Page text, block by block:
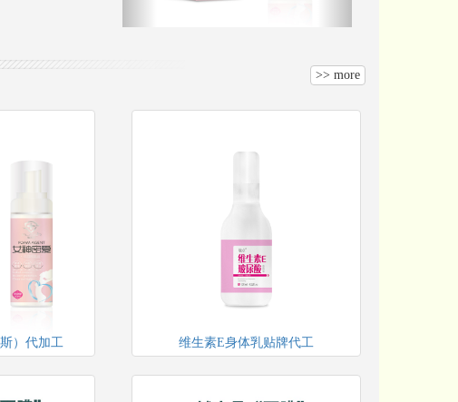
>> more
）代加工 维生素E身体乳贴牌代工